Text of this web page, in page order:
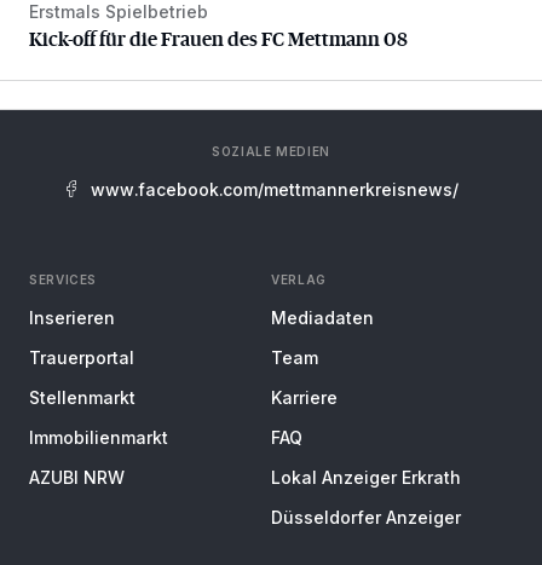
Kick-off für die Frauen des FC Mettmann 08
Erstmals Spielbetrieb
Kick-off für die Frauen des FC Mettmann 08
SOZIALE MEDIEN
www.facebook.com/mettmannerkreisnews/
SERVICES
Inserieren
Trauerportal
Stellenmarkt
Immobilienmarkt
AZUBI NRW
VERLAG
Mediadaten
Team
Karriere
FAQ
Lokal Anzeiger Erkrath
Düsseldorfer Anzeiger